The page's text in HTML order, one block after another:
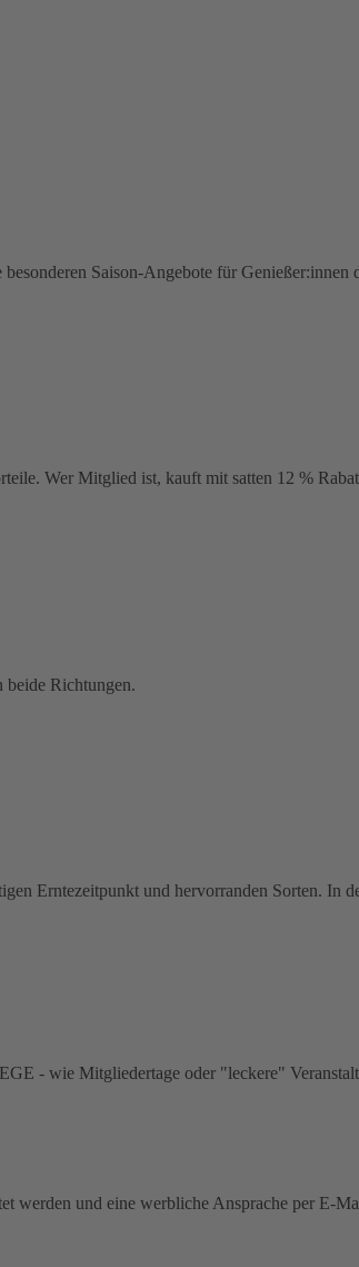
Saison-Angebote für Genießer:innen
Wer Mitglied ist, kauft mit satten 12 %
beide Richtungen.
Erntezeitpunkt und hervorranden Sorten. In
- wie Mitgliedertage oder "leckere"
werden und eine werbliche Ansprache per